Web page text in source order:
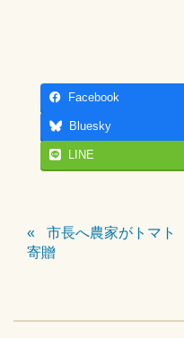
Facebook
Bluesky
LINE
市長へ農家がトマト
寄贈